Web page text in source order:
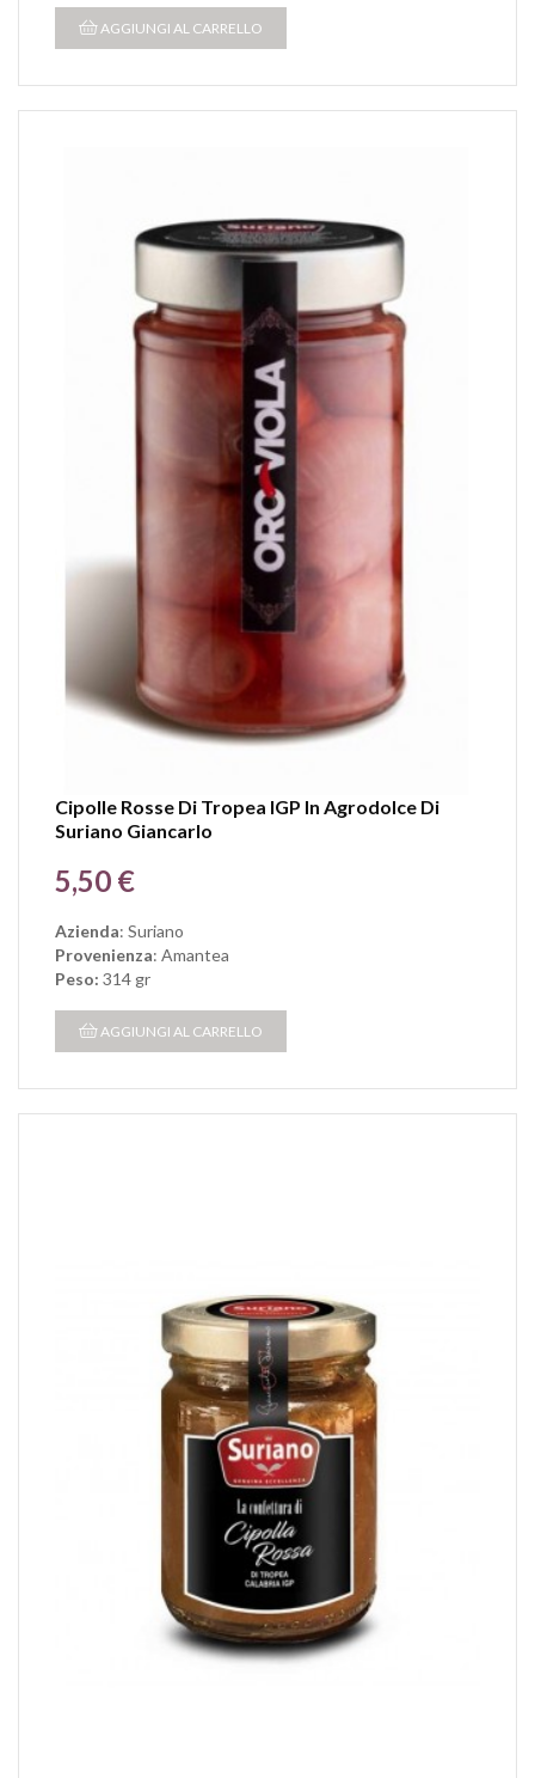
AGGIUNGI AL CARRELLO
Cipolle Rosse Di Tropea IGP In Agrodolce Di
Suriano Giancarlo
Prezzo
5,50 €
Azienda: Suriano
Provenienza: Amantea
Peso: 314 gr
AGGIUNGI AL CARRELLO